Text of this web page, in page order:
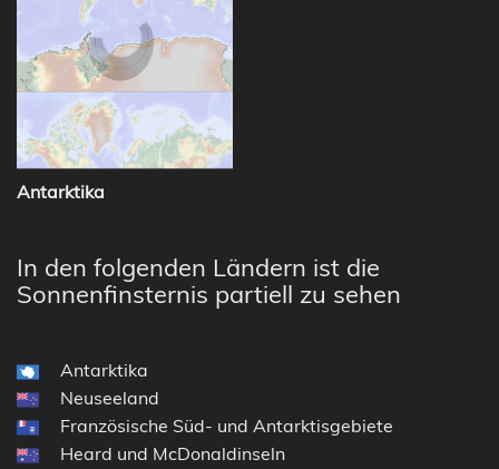
Antarktika
In den folgenden Ländern ist die
Sonnenfinsternis partiell zu sehen
Antarktika
Neuseeland
Französische Süd- und Antarktisgebiete
Heard und McDonaldinseln